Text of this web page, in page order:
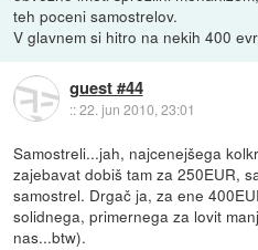
teh poceni samostrelov.
V glavnem si hitro na nekih 400
guest #44
::22. jun 2010, 23:01
Samostreli...jah, najcenejšega
zajebavat dobiš tam za 250EUR,
samostrel. Drgač ja, za ene
solidnega, primernega za lovit
nas...btw).